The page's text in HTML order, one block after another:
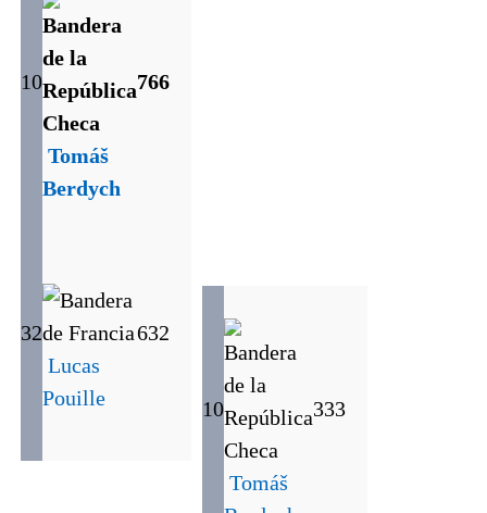
10
Tomáš
Berdych
766
32
Lucas
Pouille
632
10
Tomáš
333